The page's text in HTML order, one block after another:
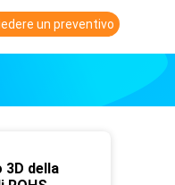
un preventivo
della